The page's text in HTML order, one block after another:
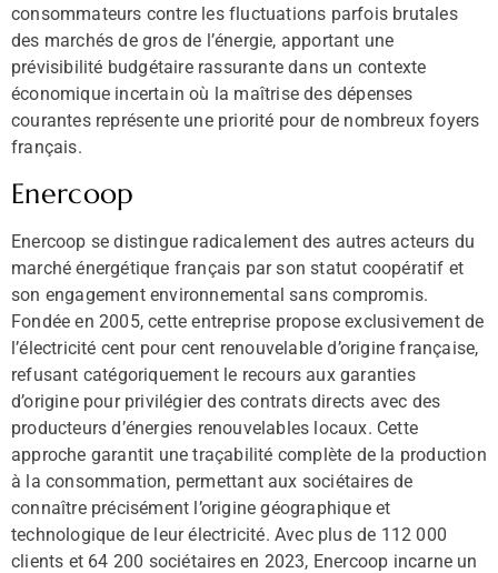
consommateurs contre les fluctuations parfois brutales
des marchés de gros de l’énergie, apportant une
prévisibilité budgétaire rassurante dans un contexte
économique incertain où la maîtrise des dépenses
courantes représente une priorité pour de nombreux foyers
français.
Enercoop
Enercoop se distingue radicalement des autres acteurs du
marché énergétique français par son statut coopératif et
son engagement environnemental sans compromis.
Fondée en 2005, cette entreprise propose exclusivement de
l’électricité cent pour cent renouvelable d’origine française,
refusant catégoriquement le recours aux garanties
d’origine pour privilégier des contrats directs avec des
producteurs d’énergies renouvelables locaux. Cette
approche garantit une traçabilité complète de la production
à la consommation, permettant aux sociétaires de
connaître précisément l’origine géographique et
technologique de leur électricité. Avec plus de 112 000
clients et 64 200 sociétaires en 2023, Enercoop incarne un